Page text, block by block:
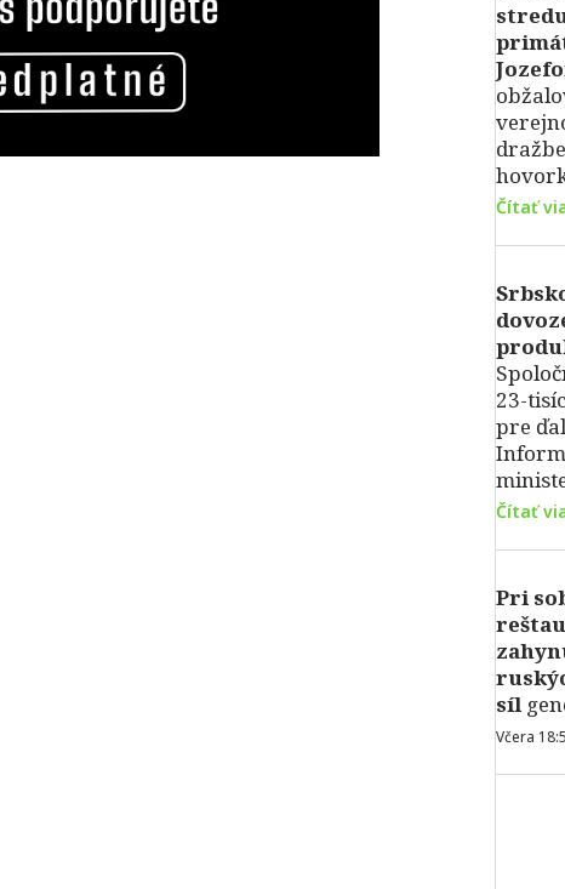
Čítať
23-
pre
Čítať
Pri
síl
Včera